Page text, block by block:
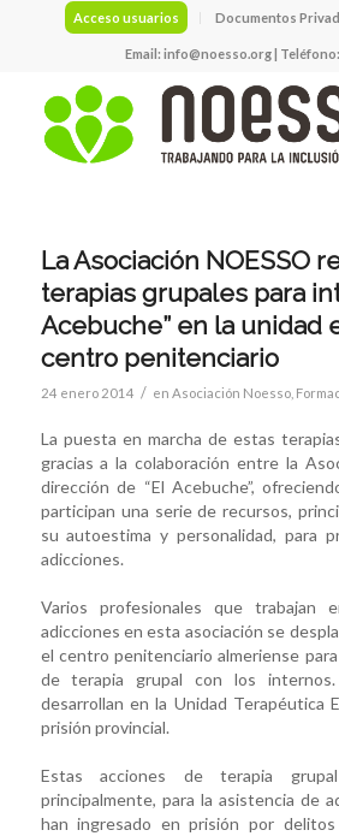
Acceso usuarios Documentos
Email:info@noesso.org|
La Asociación NOESSO
terapias grupales para
Acebuche” en la unidad
centro penitenciario
24 enero 2014 / en Asociación Noesso,
La puesta en marcha de estas
gracias a la colaboración entre la
dirección de “El Acebuche”,
participan una serie de recursos,
su autoestima y personalidad, para
adicciones.
Varios profesionales que trabajan
adicciones en esta asociación se
el centro penitenciario almeriense
de terapia grupal con los
desarrollan en la Unidad Terapéutica
prisión provincial.
Estas acciones de terapia
principalmente, para la asistencia de
han ingresado en prisión por